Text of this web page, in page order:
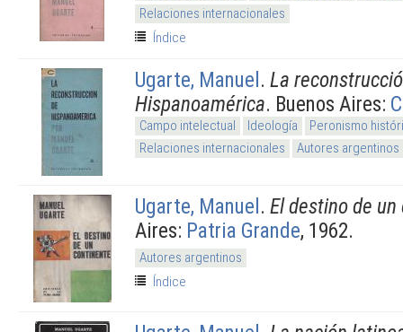
Relaciones internacionales
Índice
Ugarte, Manuel. La
Hispanoamérica. Buenos Aires:
Campo intelectual Ideología
Peronismo
Relaciones internacionales
Autores argentinos
Ugarte, Manuel. El destino de
Aires: Patria Grande, 1962.
Autores argentinos
Índice